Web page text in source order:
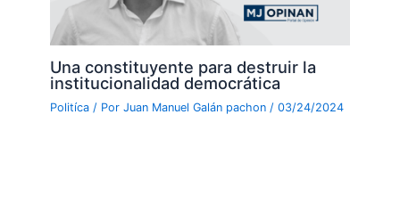
Una constituyente para destruir la
institucionalidad democrática
Politíca / PorJuan Manuel Galán pachon /03/24/2024